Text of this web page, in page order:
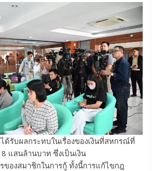
ด้รับผลกระทบในเรื่องของเงินที่สหกรณ์ที่
แสนล้านบาท ซึ่งเป็นเงิน
ของสมาชิกในการกู้ ทั้งนี้การแก้ไขกฎ